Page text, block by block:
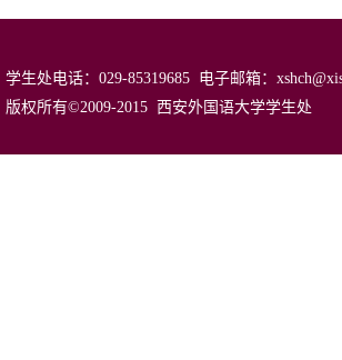
学生处电话：029-85319685 电子邮箱：
版权所有©2009-2015 西安外国语大学学生处